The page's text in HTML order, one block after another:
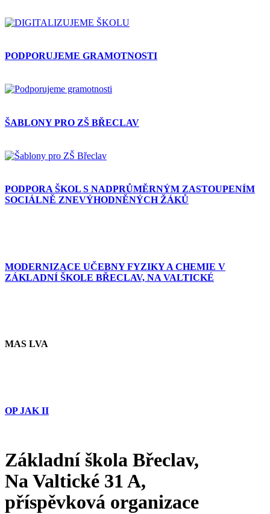
PODPORUJEME GRAMOTNOSTI
ŠABLONY PRO ZŠ BŘECLAV
PODPORA ŠKOL S NADPRŮMĚRNÝM ZASTOUPENÍM
SOCIÁLNĚ ZNEVÝHODNĚNÝCH ŽÁKŮ
MODERNIZACE UČEBNY FYZIKY A CHEMIE V
ZÁKLADNÍ ŠKOLE BŘECLAV, NA VALTICKÉ
MAS LVA
OP JAK II
Základní škola Břeclav,
Na Valtické 31 A,
příspěvková organizace